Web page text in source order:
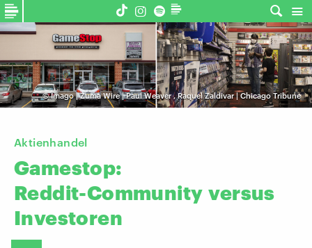
©Imago | Zuma Wire | Paul Weaver,Raquel Zaldivar | Chicago Tribune
Aktienhandel
Gamestop:
Reddit-Community versus
Investoren